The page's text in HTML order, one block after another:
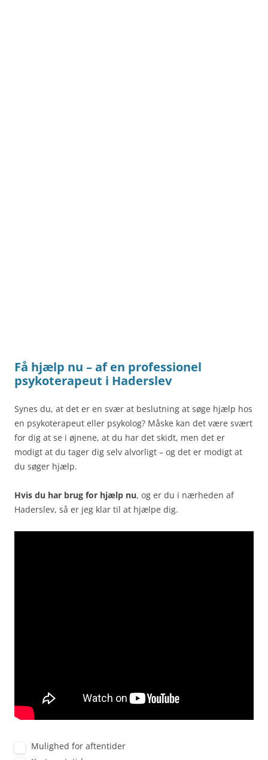
Få hjælp nu – af en professionel
psykoterapeut i Haderslev
Synes du, at det er en svær at beslutning at søge hjælp hos
en psykoterapeut eller psykolog? Måske kan det være svært
for dig at se i øjnene, at du har det skidt, men det er
modigt at du tager dig selv alvorligt – og det er modigt at
du søger hjælp.
Hvis du har brug for hjælp nu, og er du i nærheden af
Haderslev, så er jeg klar til at hjælpe dig.
Mulighed for aftentider